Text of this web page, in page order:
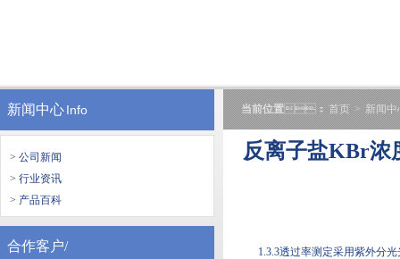
新闻中心Info
> 公司新闻
> 行业资讯
> 产品百科
合作客户/
当前位置： 首页 > 新闻中
反离子盐KBr浓
1.3.3透过率测定采用紫外分光